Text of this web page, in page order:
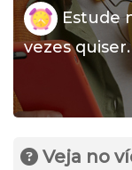
Estude
vezes quiser.
Veja no